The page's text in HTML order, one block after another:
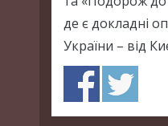
де є докладні
України – від